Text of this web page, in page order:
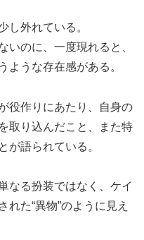
し外れている。
いのに、一度現れると、
ような存在感がある。
役作りにあたり、自身の
取り込んだこと、また特
が語られている。
なる扮装ではなく、ケイ
た“異物”のように見え